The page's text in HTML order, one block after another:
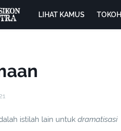
LIHAT KAMUS TOKOH
istilah lain untuk dramatisasi